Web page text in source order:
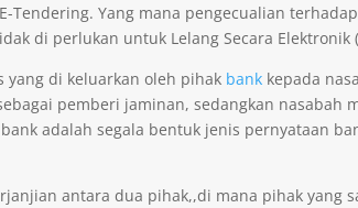
Tendering. Yang mana pengecualian
di perlukan untuk Lelang Secara Elektronik
di keluarkan oleh pihak bank kepada
pemberi jaminan, sedangkan nasabah
adalah segala bentuk jenis pernyataan
antara dua pihak,,di mana pihak yang